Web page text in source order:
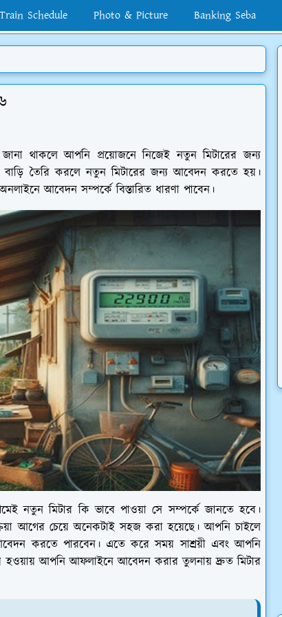
Train Schedule Photo & Picture Banking Seba
থাকলে আপনি প্রয়োজনে নিজেই নতুন মিটারের জন্য
তৈরি করলে নতুন মিটারের জন্য আবেদন করতে হয়।
আবেদন সম্পর্কে বিস্তারিত ধারণা পাবেন।
নতুন মিটার কি ভাবে পাওয়া সে সম্পর্কে জানতে হবে।
আগের চেয়ে অনেকটাই সহজ করা হয়েছে। আপনি চাইলে
করতে পারবেন। এতে করে সময় সাশ্রয়ী এবং আপনি
হওয়ায় আপনি আফলাইনে আবেদন করার তুলনায় দ্রুত মিটার